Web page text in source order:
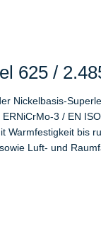
625 /
Nickelbasis-
3 / EN
bis
Luft- und